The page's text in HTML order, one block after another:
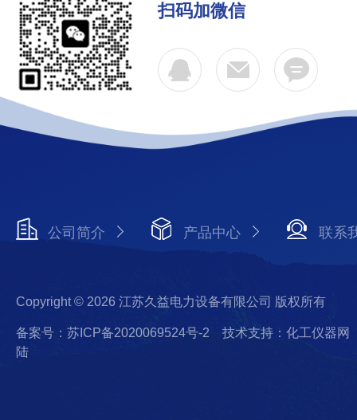
扫码加微信
公司简介 产品中心 联系
Copyright © 2026 江苏久益电力设备有限公司 版权所有
备案号：苏ICP备2020069524号-2
技术支持：化工仪器网
陆